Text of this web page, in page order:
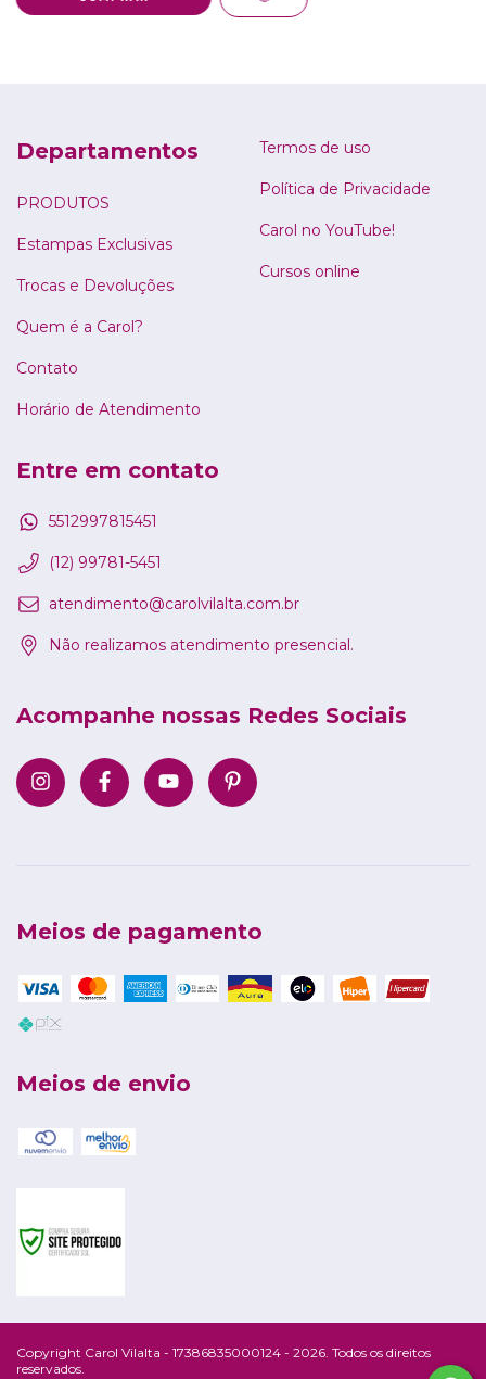
Departamentos
PRODUTOS
Estampas Exclusivas
Trocas e Devoluções
Quem é a Carol?
Contato
Horário de Atendimento
Termos de uso
Política de Privacidade
Carol no YouTube!
Cursos online
Entre em contato
5512997815451
(12) 99781-5451
atendimento@carolvilalta.com.br
Não realizamos atendimento presencial.
Acompanhe nossas Redes Sociais
Meios de pagamento
Meios de envio
Copyright Carol Vilalta - 17386835000124 - 2026. Todos os direitos
reservados.